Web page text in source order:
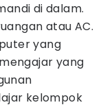
di dalam.
atau AC.
yang
yang
kelompok